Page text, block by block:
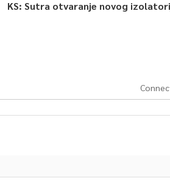
KS: Sutra otvaranje novog